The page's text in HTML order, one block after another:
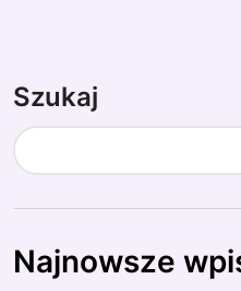
Szukaj
Najnowsze